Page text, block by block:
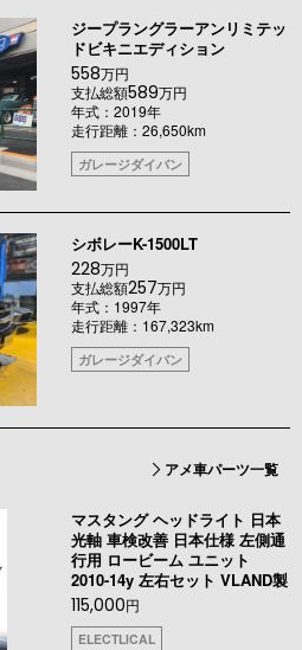
ジープラングラーアンリミテッ
ドビキニエディション
558万円
支払総額589万円
年式：2019年
走行距離：26,650km
ガレージダイバン
シボレーK-1500LT
228万円
支払総額257万円
年式：1997年
走行距離：167,323km
ガレージダイバン
アメ車パーツ一覧
マスタング ヘッドライト 日本
光軸 車検改善 日本仕様 左側通
行用 ロービーム ユニット
2010-14y 左右セット VLAND製
115,000円
ELECTLICAL